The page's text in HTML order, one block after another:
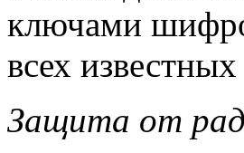
ключами
всех
Защита от